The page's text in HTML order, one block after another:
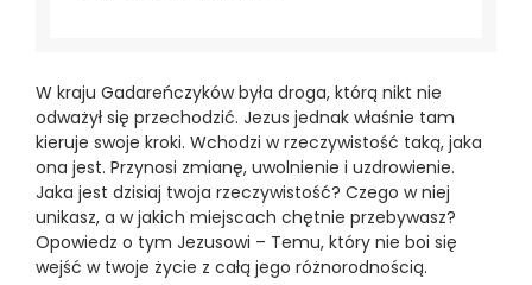
W kraju Gadareńczyków była droga, którą nikt nie
odważył się przechodzić. Jezus jednak właśnie tam
kieruje swoje kroki. Wchodzi w rzeczywistość taką, jaka
ona jest. Przynosi zmianę, uwolnienie i uzdrowienie.
Jaka jest dzisiaj twoja rzeczywistość? Czego w niej
unikasz, a w jakich miejscach chętnie przebywasz?
Opowiedz o tym Jezusowi – Temu, który nie boi się
wejść w twoje życie z całą jego różnorodnością.